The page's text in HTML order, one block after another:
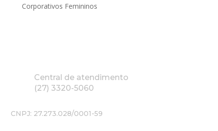
Corporativos Femininos
Central de atendimento
(27) 3320-5060
CNPJ: 27.273.028/0001-59